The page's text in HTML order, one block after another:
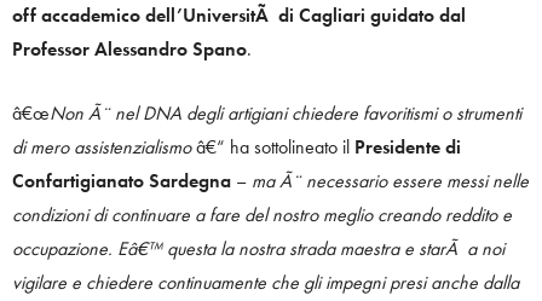
off accademico dell’UniversitÃ di Cagliari guidato dal
Professor Alessandro Spano.
â€œNon Ã¨ nel DNA degli artigiani chiedere favoritismi o strumenti
di mero assistenzialismoâ€“ ha sottolineato il Presidente di
Confartigianato Sardegna – ma Ã¨ necessario essere messi nelle
condizioni di continuare a fare del nostro meglio creando reddito e
occupazione. Eâ€™ questa la nostra strada maestra e starÃ a noi
vigilare e chiedere continuamente che gli impegni presi anche dalla